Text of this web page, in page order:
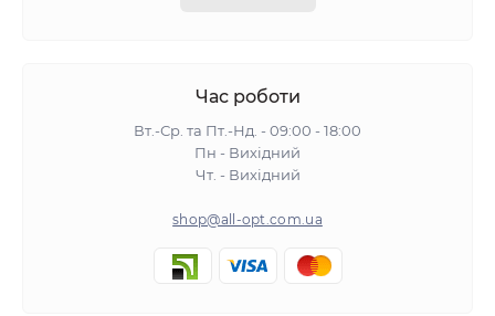
Час роботи
Вт.-Ср. та Пт.-Нд. - 09:00 - 18:00
Пн - Вихідний
Чт. - Вихідний
shop@all-opt.com.ua